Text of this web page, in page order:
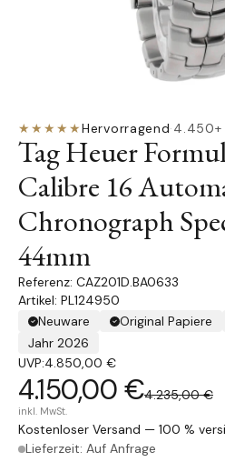
★★★★★Hervorragend·4.450+
Tag Heuer
Calibre 16
Chronograph
44mm
CAZ201D.BA0633
Artikel: PL124950
Neuware
Original Papiere
Jahr 2026
UVP:4.850,00 €
4.150,00 €4.235,00 €
inkl. MwSt.
Kostenloser Versand — 100 %
Lieferzeit: Auf Anfrage